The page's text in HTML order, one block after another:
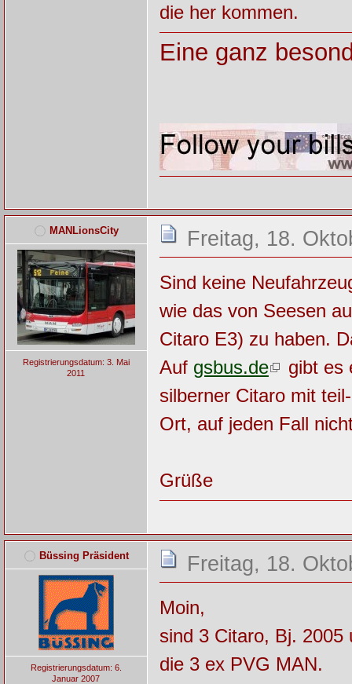
die her kommen.
Eine ganz
MANLionsCity
Registrierungsdatum: 3. Mai
2011
Freitag, 18.
Sind keine
wie das von Seesen
Citaro E3) zu haben.
Auf gsbus.de
gibt es
silberner Citaro mit
Ort, auf jeden Fall
Grüße
Büssing Präsident
Registrierungsdatum: 6.
Januar 2007
Freitag, 18.
Moin,
sind 3 Citaro, Bj.
die 3 ex PVG MAN.